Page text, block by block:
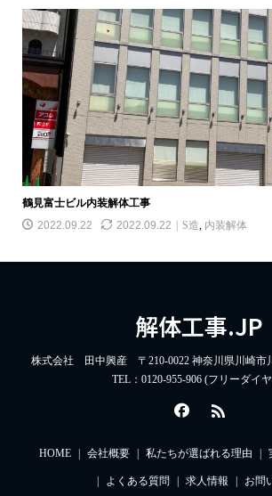
鶴見富士ビル内装解体工事
2022.09.22
2022.09.22 S造 内装解体
解体工事.JP
株式会社 田中興産 〒210-0022 神奈川県川崎市
TEL：0120-955-906 (フリーダイ
HOME 会社概要 私たちが選ばれる理由
よくある質問 求人情報 お問